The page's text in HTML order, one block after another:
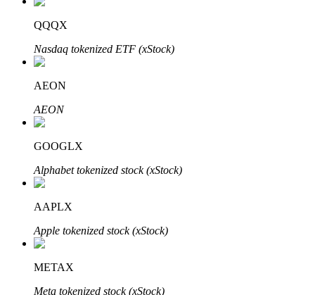
Otomatik Yatırım
Uzun vadeli kâr ve esnek çıkarlar elde edin
Stake Etmeyi Öğrenin
QQQX
Nasdaq tokenized ETF (xStock)
AEON
AEON
GOOGLX
Alphabet tokenized stock (xStock)
AAPLX
Apple tokenized stock (xStock)
METAX
Meta tokenized stock (xStock)